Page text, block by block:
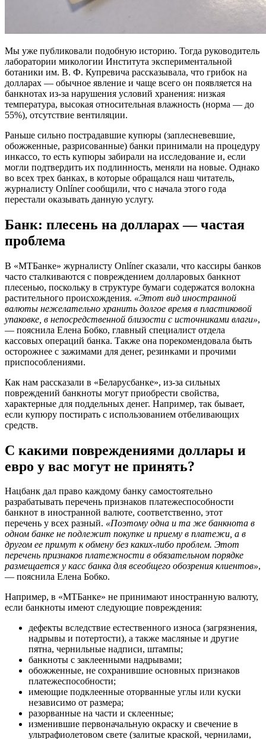
Мы уже публиковали подобную историю. Тогда руководитель
лаборатории микологии Института экспериментальной
ботаники им. В. Ф. Купревича рассказывала, что грибок на
долларах — обычное явление и чаще всего он появляется на
банкнотах из-за нарушения условий хранения: низкая
температура, высокая относительная влажность (норма — до
55%), отсутствие вентиляции.
Раньше сильно пострадавшие купюры (заплесневевшие,
обожженные, разрисованные) банки принимали на процедуру
инкассо, то есть купюры забирали на исследование и, если
могли подтвердить их подлинность, меняли на новые. Однако
во всех трех банках, в которые обращался наш читатель,
журналисту Onlíner сообщили, что с начала этого года
перестали оказывать данную услугу.
Банк: плесень на долларах — частая
проблема
В «МТБанке» журналисту Onlíner сказали, что кассиры банков
часто сталкиваются с повреждением долларовых банкнот
плесенью, поскольку в структуре бумаги содержатся волокна
растительного происхождения. «Этот вид иностранной
валюты нежелательно хранить долгое время в пластиковой
упаковке, в непосредственной близости с источниками влаги»,
— пояснила Елена Бобко, главный специалист отдела
кассовых операций банка. Также она порекомендовала быть
осторожнее с зажимами для денег, резинками и прочими
приспособлениями.
Как нам рассказали в «Беларусбанке», из-за сильных
повреждений банкноты могут приобрести свойства,
характерные для поддельных денег. Например, так бывает,
если купюру постирать с использованием отбеливающих
средств.
С какими повреждениями доллары и
евро у вас могут не принять?
Нацбанк дал право каждому банку самостоятельно
разрабатывать перечень признаков платежеспособности
банкнот в иностранной валюте, соответственно, этот
перечень у всех разный. «Поэтому одна и та же банкнота в
одном банке не подлежит покупке и приему в платежи, а в
другом ее примут к обмену без каких-либо проблем. Этот
перечень признаков платежности в обязательном порядке
размещается у касс банка для всеобщего обозрения клиентов»,
— пояснила Елена Бобко.
Например, в «МТБанке» не принимают иностранную валюту,
если банкноты имеют следующие повреждения:
дефекты вследствие естественного износа (загрязнения,
надрывы и потертости), а также масляные и другие
пятна, чернильные надписи, штампы;
банкноты с заклеенными надрывами;
обожженные, не сохранившие основных признаков
платежеспособности;
имеющие подклеенные оторванные углы или куски
независимо от размера;
разорванные на части и склеенные;
изменившие первоначальную окраску и свечение в
ультрафиолетовом свете (залитые краской, чернилами,